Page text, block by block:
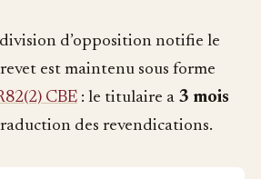
d’opposition notifie le
est maintenu sous forme
CBE : le titulaire a 3 mois
des revendications.